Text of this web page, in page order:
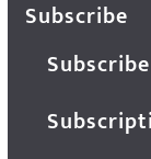
Subscribe